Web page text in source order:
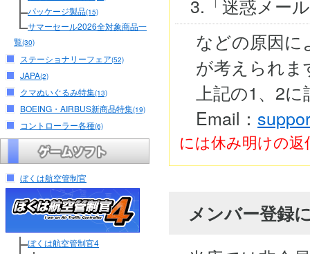
パッケージ製品(15)
サマーセール2026全対象商品一
覧(30)
ステーショナリーフェア(52)
JAPA(2)
クマぬいぐるみ特集(13)
BOEING・AIRBUS新商品特集(19)
コントローラー各種(6)
ぼくは航空管制官
ぼくは航空管制官4
3.「迷惑メー
などの原因
が考えられま
上記の1、2
Email：
には休み明けの
メンバー登録